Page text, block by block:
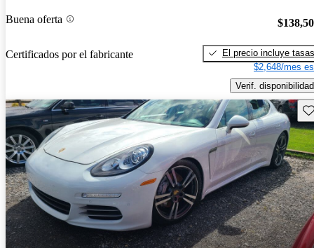
Buena oferta
Certificados por el fabricante
El precio incluye tasas
$2,648/mes
Verif. disponibilidad